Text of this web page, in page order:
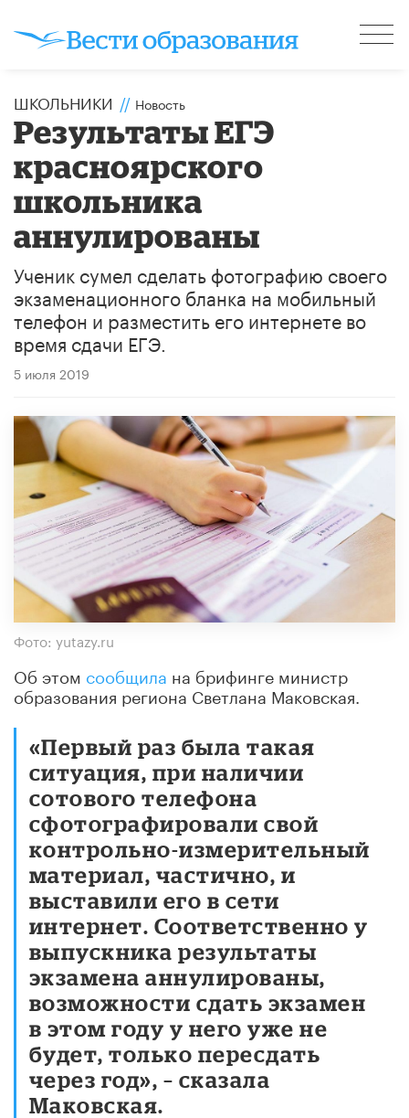
ШКОЛЬНИКИ // Новость
Результаты ЕГЭ
красноярского
школьника
аннулированы
Ученик сумел сделать фотографию своего
экзаменационного бланка на мобильный
телефон и разместить его интернете во
время сдачи ЕГЭ.
5 июля 2019
Фото: yutazy.ru
Об этом сообщила на брифинге министр
образования региона Светлана Маковская.
«Первый раз была такая
ситуация, при наличии
сотового телефона
сфотографировали свой
контрольно-измерительный
материал, частично, и
выставили его в сети
интернет. Соответственно у
выпускника результаты
экзамена аннулированы,
возможности сдать экзамен
в этом году у него уже не
будет, только пересдать
через год», – сказала
Маковская.